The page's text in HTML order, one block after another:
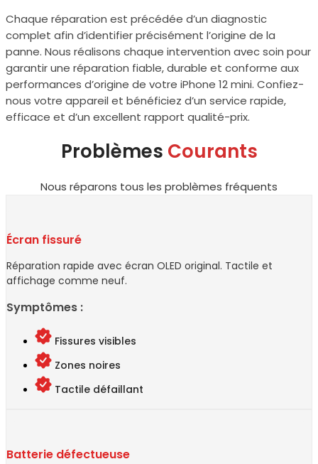
Chaque réparation est précédée d’un diagnostic
complet afin d’identifier précisément l’origine de la
panne. Nous réalisons chaque intervention avec soin pour
garantir une réparation fiable, durable et conforme aux
performances d’origine de votre iPhone 12 mini. Confiez-
nous votre appareil et bénéficiez d’un service rapide,
efficace et d’un excellent rapport qualité-prix.
Problèmes Courants
Nous réparons tous les problèmes fréquents
Écran fissuré
Réparation rapide avec écran OLED original. Tactile et
affichage comme neuf.
Symptômes :
Fissures visibles
Zones noires
Tactile défaillant
Batterie défectueuse